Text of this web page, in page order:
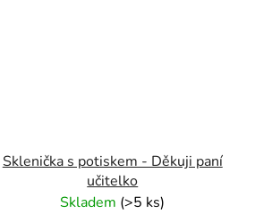
Sklenička s potiskem - Děkuji paní
učitelko
Skladem (>5 ks)